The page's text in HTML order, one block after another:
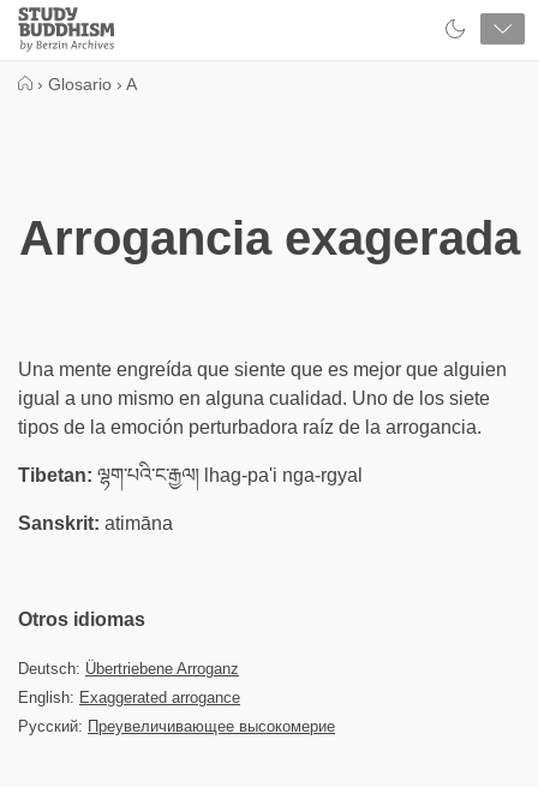
Close
Study
Buddhism
› Glosario › A
Arrogancia exagerada
Una mente engreída que siente que es mejor que alguien
igual a uno mismo en alguna cualidad. Uno de los siete
tipos de la emoción perturbadora raíz de la arrogancia.
Tibetan: ལྷག་པའི་ང་རྒྱལ། lhag-pa'i nga-rgyal
Sanskrit: atimāna
Otros idiomas
Deutsch: Übertriebene Arroganz
English: Exaggerated arrogance
Русский: Преувеличивающее высокомерие